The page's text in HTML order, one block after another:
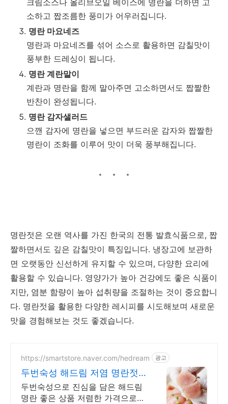
소하고 짭조름한 풍미가 어우러집니다.
명란 마요네즈
명란과 마요네즈를 섞어 소스로 활용하면 감칠맛이
풍부한 드레싱이 됩니다.
명란 계란말이
계란과 명란을 함께 말아주면 고소하면서도 짭짤한
반찬이 완성됩니다.
명란 감자샐러드
으깬 감자에 명란을 넣으면 부드러운 감자와 짭짤한
명란이 조화를 이루어 맛이 더욱 풍부해집니다.
명란젓은 오랜 역사를 가진 한국의 전통 발효식품으로, 짭
짤하면서도 깊은 감칠맛이 특징입니다. 냉장고에 보관하
면 오랫동안 신선하게 유지할 수 있으며, 다양한 요리에
활용할 수 있습니다. 영양가가 높아 건강에도 좋은 식품이
지만, 염분 함량이 높아 섭취량을 조절하는 것이 중요합니
다. 명란젓을 활용한 다양한 레시피를 시도해보며 새로운
맛을 경험해보는 것도 좋겠습니다.
https://smartstore.naver.com/hedream 광고
두번숙성 해드림 저염 명란젓
구매 1만 리뷰 8000건
두번숙성으로 진심을 담은 해드림
명란 좋은 상품 저렴한 가격으로